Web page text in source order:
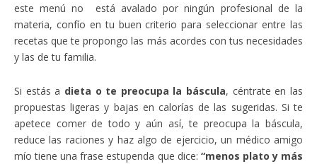
este menú no está avalado por ningún profesional de la
materia, confío en tu buen criterio para seleccionar entre las
recetas que te propongo las más acordes con tus necesidades
y las de tu familia.
Si estás a dieta o te preocupa la báscula, céntrate en las
propuestas ligeras y bajas en calorías de las sugeridas. Si te
apetece comer de todo y aún así, te preocupa la báscula,
reduce las raciones y haz algo de ejercicio, un médico amigo
mío tiene una frase estupenda que dice: “menos plato y más